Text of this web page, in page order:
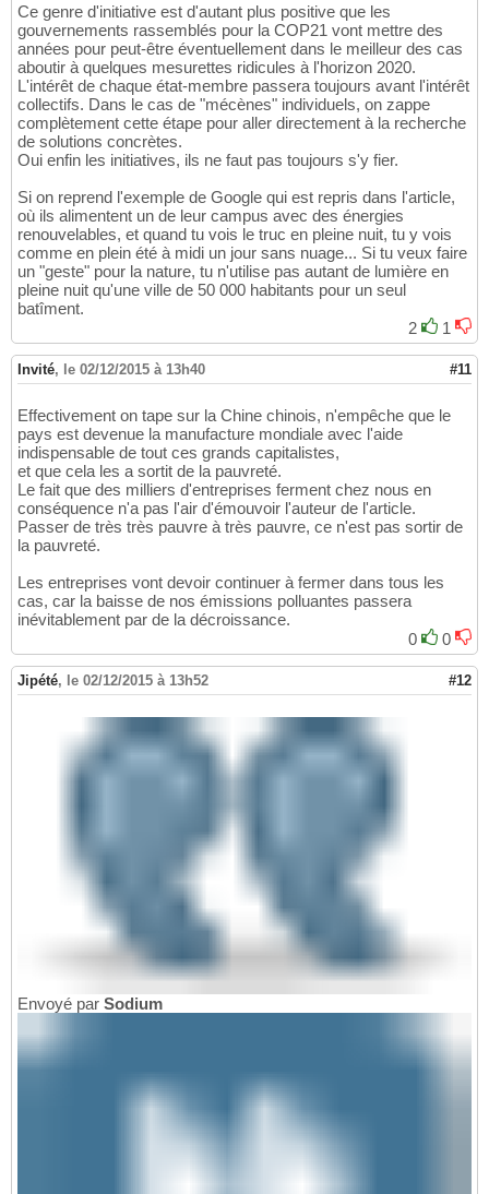
Ce genre d'initiative est d'autant plus positive que les
gouvernements rassemblés pour la COP21 vont mettre des
années pour peut-être éventuellement dans le meilleur des cas
aboutir à quelques mesurettes ridicules à l'horizon 2020.
L'intérêt de chaque état-membre passera toujours avant l'intérêt
collectifs. Dans le cas de "mécènes" individuels, on zappe
complètement cette étape pour aller directement à la recherche
de solutions concrètes.
Oui enfin les initiatives, ils ne faut pas toujours s'y fier.
Si on reprend l'exemple de Google qui est repris dans l'article,
où ils alimentent un de leur campus avec des énergies
renouvelables, et quand tu vois le truc en pleine nuit, tu y vois
comme en plein été à midi un jour sans nuage... Si tu veux faire
un "geste" pour la nature, tu n'utilise pas autant de lumière en
pleine nuit qu'une ville de 50 000 habitants pour un seul
batîment.
2
1
Invité, le 02/12/2015 à 13h40 #11
Effectivement on tape sur la Chine chinois, n'empêche que le
pays est devenue la manufacture mondiale avec l'aide
indispensable de tout ces grands capitalistes,
et que cela les a sortit de la pauvreté.
Le fait que des milliers d'entreprises ferment chez nous en
conséquence n'a pas l'air d'émouvoir l'auteur de l'article.
Passer de très très pauvre à très pauvre, ce n'est pas sortir de
la pauvreté.
Les entreprises vont devoir continuer à fermer dans tous les
cas, car la baisse de nos émissions polluantes passera
inévitablement par de la décroissance.
0
0
Jipété, le 02/12/2015 à 13h52 #12
Envoyé par Sodium